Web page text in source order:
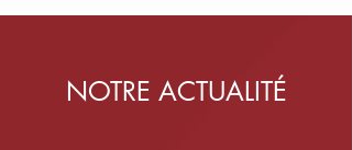
NOTRE ACTUALITÉ